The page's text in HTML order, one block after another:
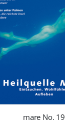
mare No. 19